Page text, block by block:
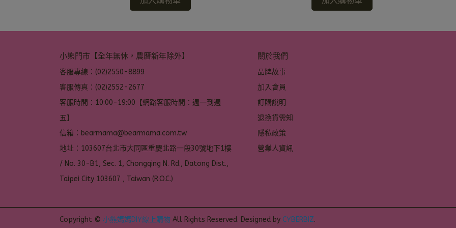
小熊門市【全年無休，農曆新年除外】
客服專線：(02)2550-8899
客服傳真：(02)2552-2677
客服時間：10:00-19:00【網路客服時間：週一到週
五】
信箱：bearmama@bearmama.com.tw
地址：103607台北市大同區重慶北路一段30號地下1樓
/ No. 30-B1, Sec. 1, Chongqing N. Rd., Datong Dist.,
Taipei City 103607 , Taiwan (R.O.C.)
關於我們
品牌故事
加入會員
訂購說明
退換貨需知
隱私政策
營業人資訊
Copyright © 小熊媽媽DIY線上購物 All Rights Reserved. Designed by CYBERBIZ.